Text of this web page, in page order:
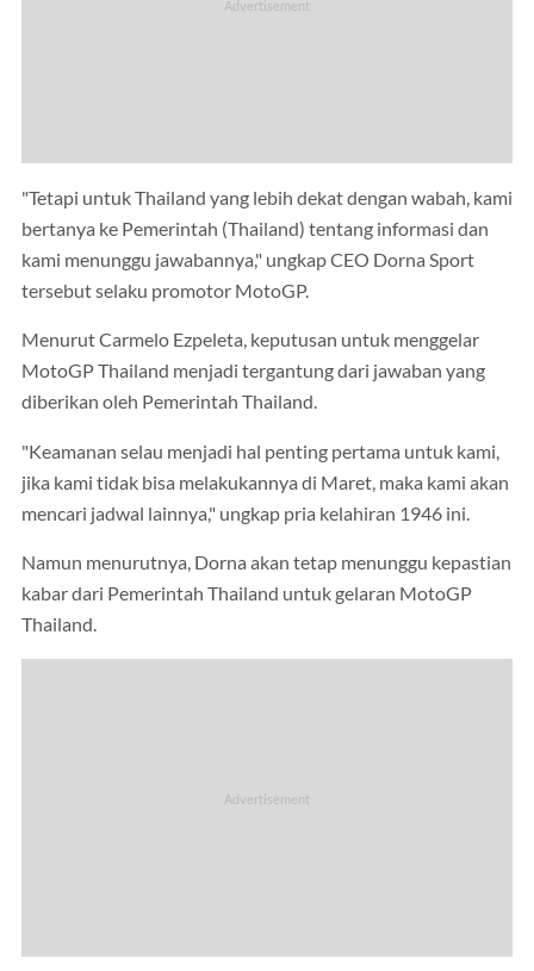
"Tetapi untuk Thailand yang lebih dekat dengan wabah, kami
bertanya ke Pemerintah (Thailand) tentang informasi dan
kami menunggu jawabannya," ungkap CEO Dorna Sport
tersebut selaku promotor MotoGP.
Menurut Carmelo Ezpeleta, keputusan untuk menggelar
MotoGP Thailand menjadi tergantung dari jawaban yang
diberikan oleh Pemerintah Thailand.
"Keamanan selau menjadi hal penting pertama untuk kami,
jika kami tidak bisa melakukannya di Maret, maka kami akan
mencari jadwal lainnya," ungkap pria kelahiran 1946 ini.
Namun menurutnya, Dorna akan tetap menunggu kepastian
kabar dari Pemerintah Thailand untuk gelaran MotoGP
Thailand.